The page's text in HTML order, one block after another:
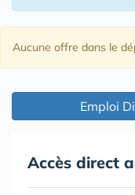
Aucune offre dans le
Emploi
Accès direct